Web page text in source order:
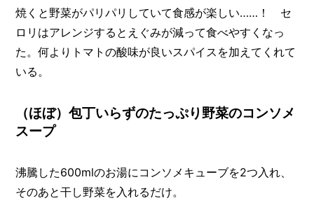
焼くと野菜がパリパリしていて食感が楽しい……！ セ
ロリはアレンジするとえぐみが減って食べやすくなっ
た。何よりトマトの酸味が良いスパイスを加えてくれて
いる。
（ほぼ）包丁いらずのたっぷり野菜のコンソメ
スープ
沸騰した600mlのお湯にコンソメキューブを2つ入れ、
そのあと干し野菜を入れるだけ。